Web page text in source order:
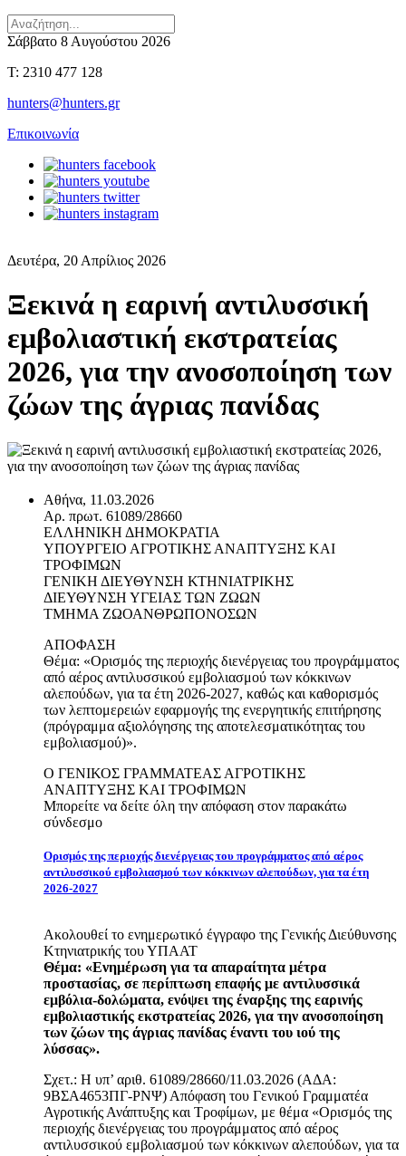
Σάββατο 8 Αυγούστου 2026
T: 2310 477 128
hunters@hunters.gr
Επικοινωνία
Δευτέρα, 20 Απρίλιος 2026
Ξεκινά η εαρινή αντιλυσσική
εμβολιαστική εκστρατείας
2026, για την ανοσοποίηση των
ζώων της άγριας πανίδας
Αθήνα, 11.03.2026
Αρ. πρωτ. 61089/28660
ΕΛΛΗΝΙΚΗ ΔΗΜΟΚΡΑΤΙΑ
ΥΠΟΥΡΓΕΙΟ ΑΓΡΟΤΙΚΗΣ ΑΝΑΠΤΥΞΗΣ ΚΑΙ
ΤΡΟΦΙΜΩΝ
ΓΕΝΙΚΗ ΔΙΕΥΘΥΝΣΗ ΚΤΗΝΙΑΤΡΙΚΗΣ
ΔΙΕΥΘΥΝΣΗ ΥΓΕΙΑΣ ΤΩΝ ΖΩΩΝ
ΤΜΗΜΑ ΖΩΟΑΝΘΡΩΠΟΝΟΣΩΝ
ΑΠΟΦΑΣΗ
Θέμα: «Ορισμός της περιοχής διενέργειας του προγράμματος
από αέρος αντιλυσσικού εμβολιασμού των κόκκινων
αλεπούδων, για τα έτη 2026-2027, καθώς και καθορισμός
των λεπτομερειών εφαρμογής της ενεργητικής επιτήρησης
(πρόγραμμα αξιολόγησης της αποτελεσματικότητας του
εμβολιασμού)».
Ο ΓΕΝΙΚΟΣ ΓΡΑΜΜΑΤΕΑΣ ΑΓΡΟΤΙΚΗΣ
ΑΝΑΠΤΥΞΗΣ ΚΑΙ ΤΡΟΦΙΜΩΝ
Μπορείτε να δείτε όλη την απόφαση στον παρακάτω
σύνδεσμο
Ορισμός της περιοχής διενέργειας του προγράμματος από αέρος
αντιλυσσικού εμβολιασμού των κόκκινων αλεπούδων, για τα έτη
2026-2027
Ακολουθεί το ενημερωτικό έγγραφο της Γενικής Διεύθυνσης
Κτηνιατρικής του ΥΠΑΑΤ
Θέμα: «Ενημέρωση για τα απαραίτητα μέτρα
προστασίας, σε περίπτωση επαφής με αντιλυσσικά
εμβόλια-δολώματα, ενόψει της έναρξης της εαρινής
εμβολιαστικής εκστρατείας 2026, για την ανοσοποίηση
των ζώων της άγριας πανίδας έναντι του ιού της
λύσσας».
Σχετ.: Η υπ’ αριθ. 61089/28660/11.03.2026 (ΑΔΑ:
9ΒΣΑ4653ΠΓ-ΡΝΨ) Απόφαση του Γενικού Γραμματέα
Αγροτικής Ανάπτυξης και Τροφίμων, με θέμα «Ορισμός της
περιοχής διενέργειας του προγράμματος από αέρος
αντιλυσσικού εμβολιασμού των κόκκινων αλεπούδων, για τα